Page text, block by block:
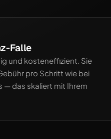
Falle
und kosteneffizient. Sie
pro Schritt wie bei
— das skaliert mit Ihrem